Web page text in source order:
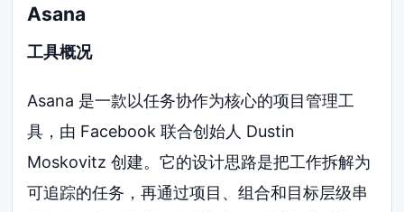
Asana
工具概况
Asana 是一款以任务协作为核心的项目管理工
具，由 Facebook 联合创始人 Dustin
Moskovitz 创建。它的设计思路是把工作拆解为
可追踪的任务，再通过项目、组合和目标层级串